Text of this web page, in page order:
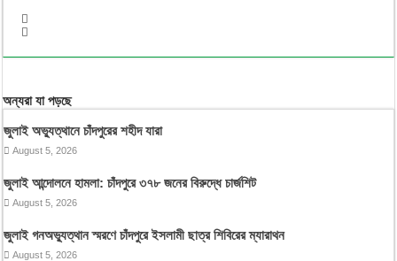
অন্যরা যা পড়ছে
জুলাই অভ্যুত্থানে চাঁদপুরের শহীদ যারা
August 5, 2026
জুলাই আন্দোলনে হামলা: চাঁদপুরে ৩৭৮ জনের বিরুদ্ধে চার্জশিট
August 5, 2026
জুলাই গনঅভ্যুত্থান স্মরণে চাঁদপুরে ইসলামী ছাত্র শিবিরের ম্যারাথন
August 5, 2026